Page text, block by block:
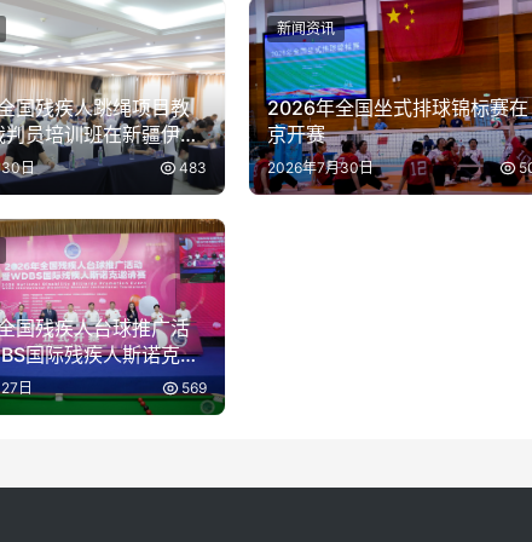
国残疾人跳绳项目教
判员培训班在新疆伊犁
日 483
2026年全国坐式排球锦标赛在
京开赛
2026年7月30日
新闻资讯
国残疾人台球推广活
国际残疾人斯诺克邀
海举办
日 569